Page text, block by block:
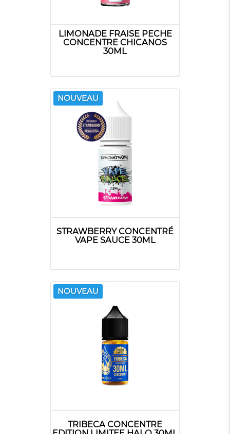
LIMONADE FRAISE PECHE
CONCENTRE CHICANOS
30ML
NOUVEAU
STRAWBERRY CONCENTRÉ
VAPE SAUCE 30ML
NOUVEAU
TRIBECA CONCENTRE